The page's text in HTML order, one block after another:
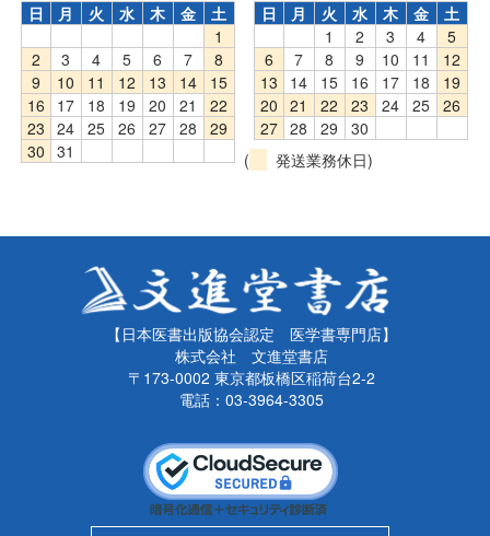
日
月 火 水 木 金
土
1
2
3 4 5 6 7
8
9
10 11 12 13 14
15
16
17 18 19 20 21
22
23
24 25 26 27 28
29
30
31
日
月 火 水 木 金
土
1
2 3 4
5
6
7 8 9 10 11
12
13
14 15 16 17 18
19
20
21 22 23 24 25
26
27 28 29
30
(
発送業務休日)
【日本医書出版協会認定 医学書専門店】
株式会社 文進堂書店
〒173-0002 東京都板橋区稲荷台2-2
電話：03-3964-3305